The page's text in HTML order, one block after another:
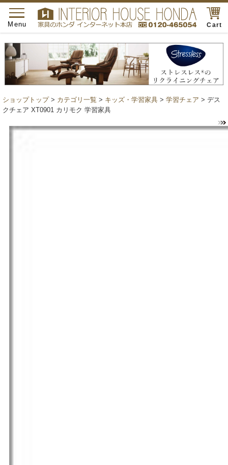
Cart
toggle
navigation
Menu
ショップトップ> カテゴリ一覧 > キッズ・学習家具 > 学習チェア > デス
クチェア XT0901 カリモク 学習家具